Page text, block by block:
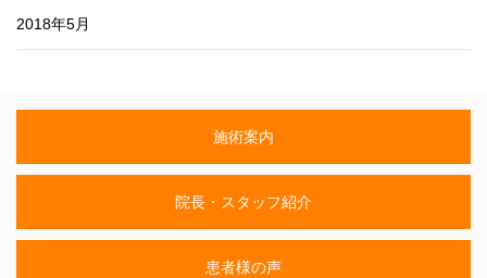
2018年5月
施術案内
院長・スタッフ紹介
患者様の声